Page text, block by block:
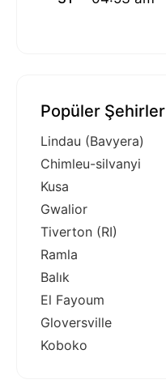
Popüler Şehirler
Lindau (Bavyera)
Chimleu-silvanyi
Kusa
Gwalior
Tiverton (RI)
Ramla
Balık
El Fayoum
Gloversville
Koboko